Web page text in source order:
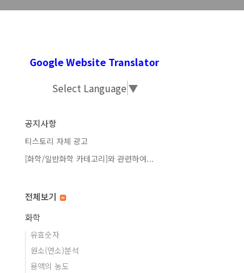
Google Website Translator
Select Language▼
공지사항
티스토리 자체 광고
[화학/일반화학 카테고리]와 관련하여...
전체보기
화학
유효숫자
원소(연소)분석
용액의 농도